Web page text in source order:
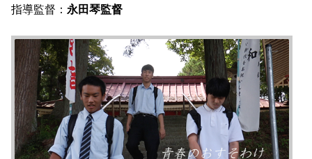
指導監督： 永田琴監督